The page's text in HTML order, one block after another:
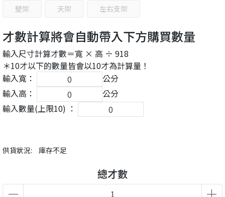
供貨狀況: 庫存不足
壁架
天架 左右支架
才數計算將會自動帶入下方購買數量
輸入尺寸計算才數＝寬 × 高 ÷ 918
＊10才以下的數量皆會以10才為計算量！
輸入寬：
公分
輸入高：
公分
輸入數量(上限10) ：
總才數